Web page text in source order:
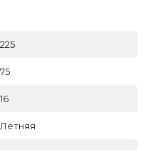
225
75
16
Летняя